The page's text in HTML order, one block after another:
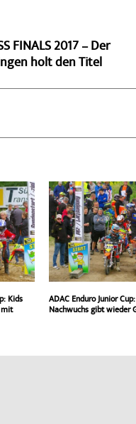
FINALS 2017 – Der
holt den Titel
Kids
mit
ADAC Enduro Junior
Nachwuchs gibt wieder